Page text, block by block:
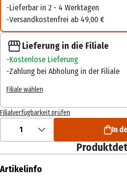
Lieferbar in 2 - 4 Werktagen
Versandkostenfrei ab 49,00 €
Lieferung in die Filiale
Kostenlose Lieferung
Zahlung bei Abholung in der Filiale
Filiale wählen
Filialverfügbarkeit prüfen
1 In
Artikelinfo